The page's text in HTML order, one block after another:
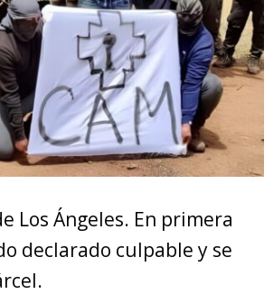
Los Ángeles. En primera
declarado culpable y se